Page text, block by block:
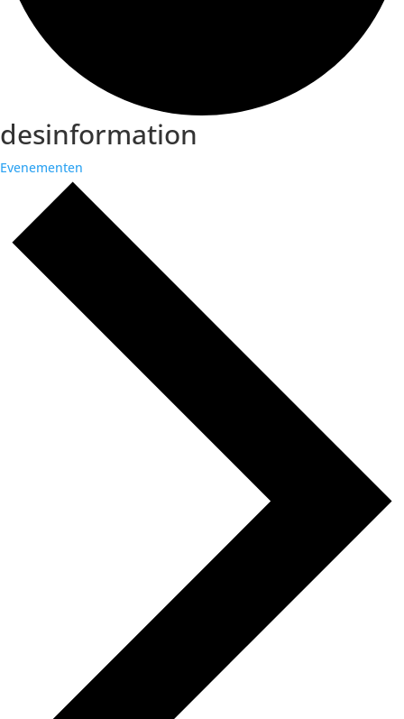
desinformation
Evenementen